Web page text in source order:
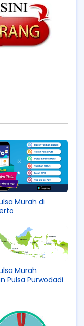
Murah di
Murah
Pulsa Purwodadi